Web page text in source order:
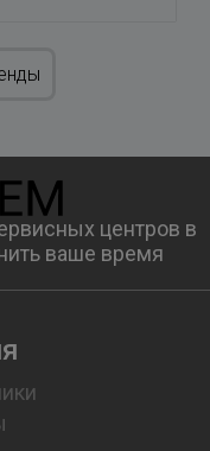
центров в
ваше время